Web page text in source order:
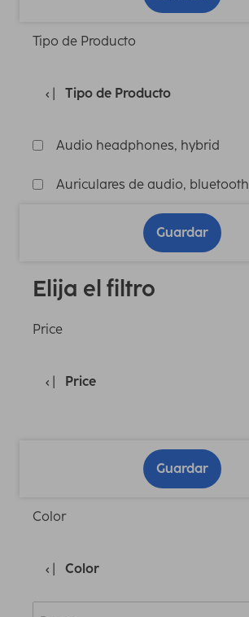
Tipo de Producto
Tipo de Producto
Audio headphones, hybrid
Auriculares de audio, bluetooth
Guardar
Elija el filtro
Price
Price
Guardar
Color
Color